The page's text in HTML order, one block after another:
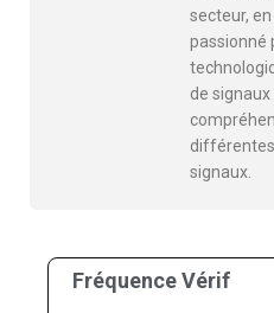
secteur,
passionné
de
signaux.
Fréquence Vérif